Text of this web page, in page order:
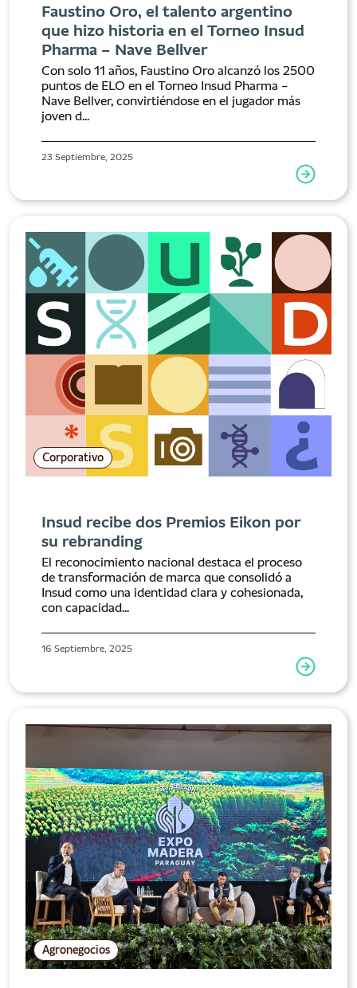
Faustino Oro, el talento argentino
que hizo historia en el Torneo Insud
Pharma – Nave Bellver
Con solo 11 años, Faustino Oro alcanzó los 2500
puntos de ELO en el Torneo Insud Pharma –
Nave Bellver, convirtiéndose en el jugador más
joven d...
23 Septiembre, 2025
Corporativo
Insud recibe dos Premios Eikon por
su rebranding
El reconocimiento nacional destaca el proceso
de transformación de marca que consolidó a
Insud como una identidad clara y cohesionada,
con capacidad...
16 Septiembre, 2025
Agronegocios